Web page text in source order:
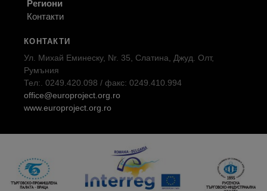
Региони
Контакти
КОНТАКТИ
Ул. Михай Еминеску, Nr. 35, Слатина, Джуд. Олт,
Румъния
Тел:. 0249.420.098 / факс: 0249.410.994
office@europroject.org.ro
www.europroject.org.ro